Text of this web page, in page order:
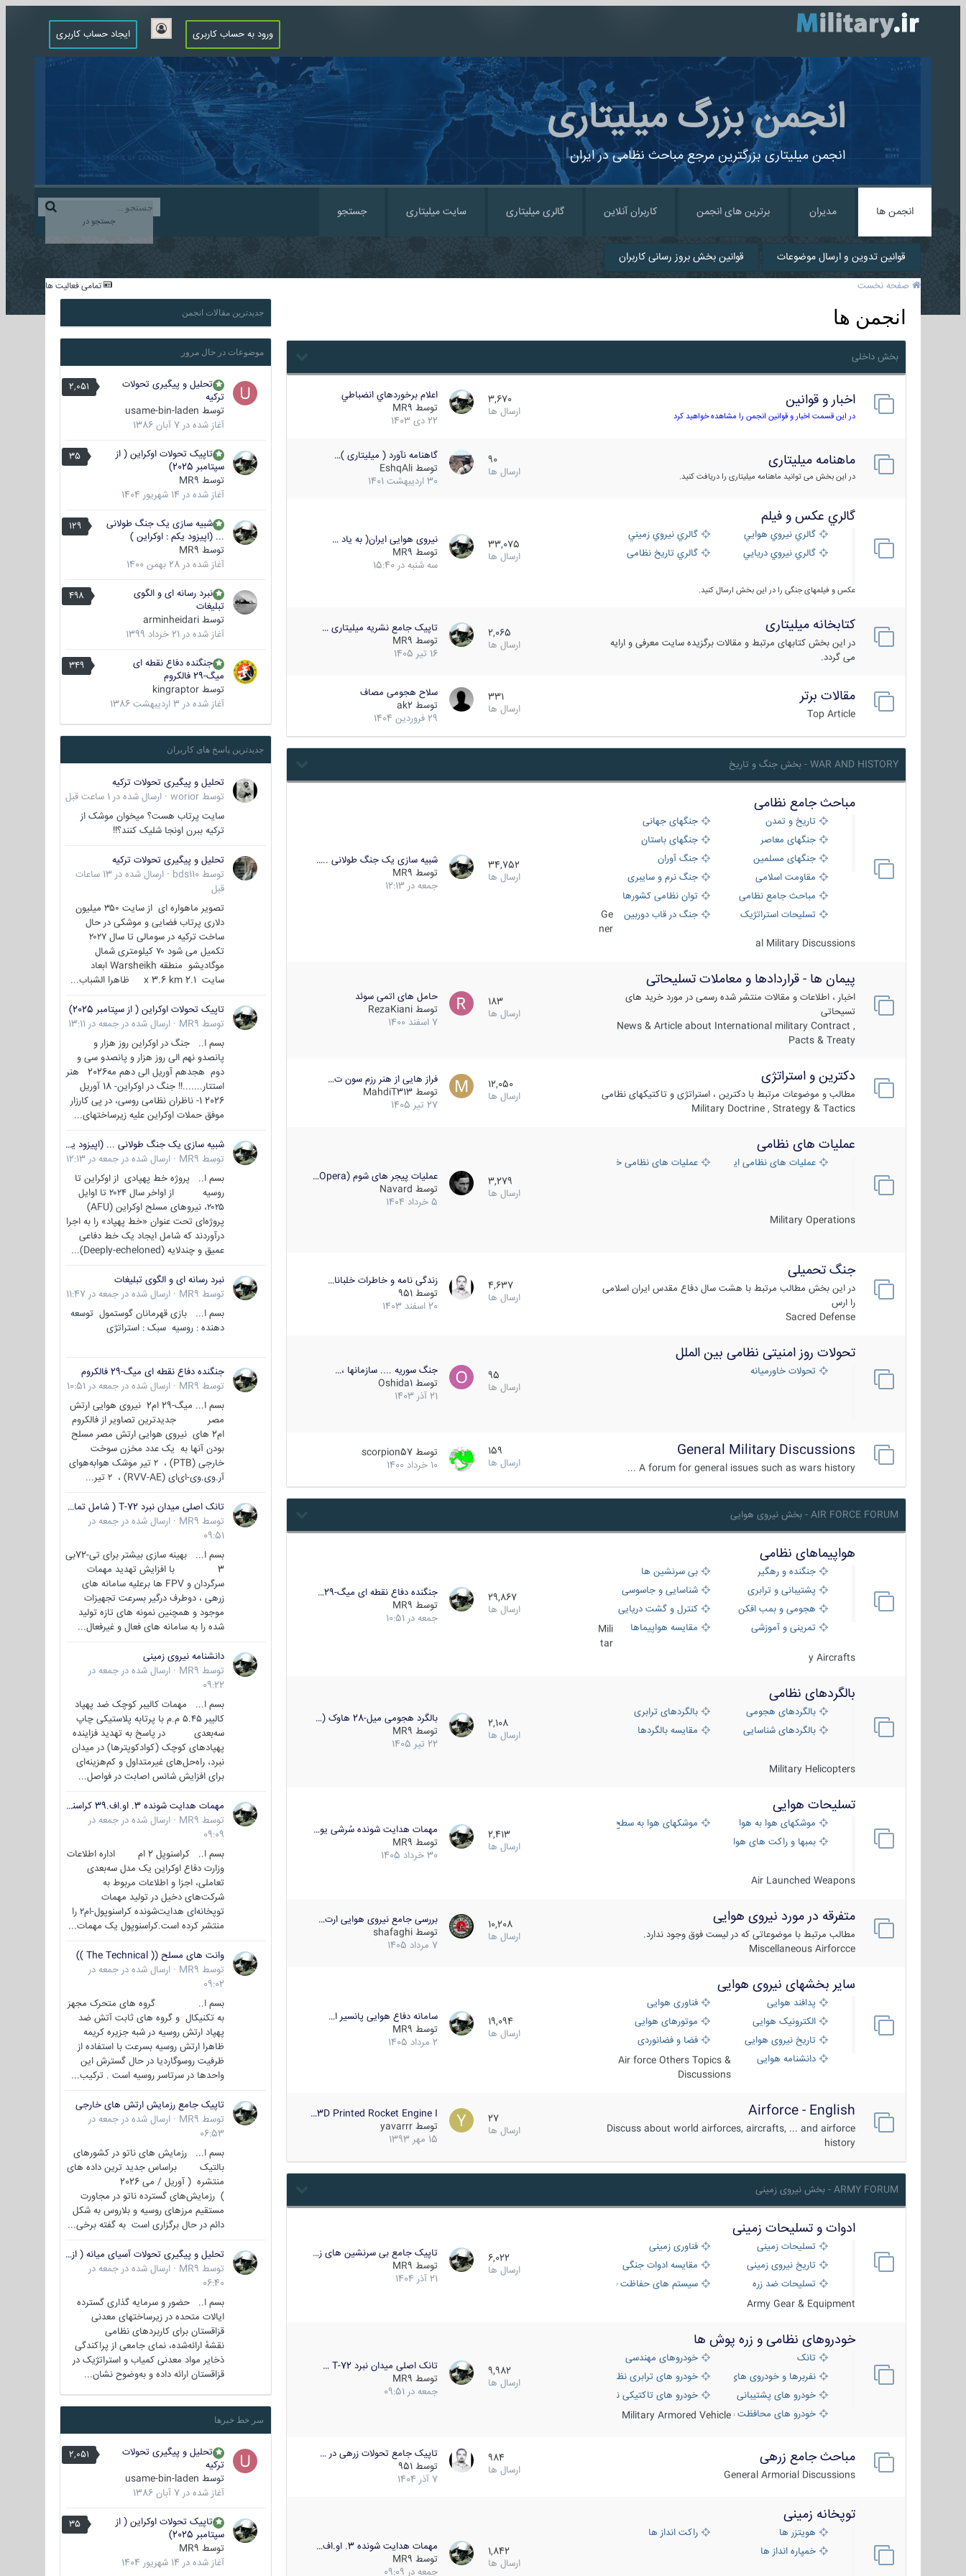
ورود به حساب کاربری ایجاد حساب کاربری
انجمن بزرگ میلیتاری
انجمن میلیتاری بزرگترین مرجع مباحث نظامی در ایران
جستجو در
انجمن ها مدیران برترین های انجمن کاربران آنلاین گالری میلیتاری سایت میلیتاری جستجو
قوانین تدوین و ارسال موضوعات قوانین بخش بروز رسانی کاربران
تمامی فعالیت ها صفحه نخست
انجمن ها
بخش داخلی
اخبار و قوانین
در این قسمت اخبار و قوانین انجمن را مشاهده خواهید کرد
3,670
ارسال ها
اعلام برخوردهاي انضباطي
توسط MR9
22 دی 1403
ماهنامه میلیتاری
در این بخش می توانید ماهنامه میلیتاری را دریافت کنید.
90
ارسال ها
گاهنامه نآورد ( میلیتاری )…
توسط EshqAli
30 اردیبهشت 1401
گالري عكس و فيلم
گالري نيروي هوايي
گالري نيروي زميني
گالري نيروي دريايي
گالري تاریخ نظامی
عکس و فیلمهای جنگی را در این بخش ارسال کنید.
33,075
ارسال ها
نیروی هوایی ایران( به یاد …
توسط MR9
سه شنبه در 15:40
کتابخانه میلیتاری
در این بخش کتابهای مرتبط و مقالات برگزیده سایت معرفی و ارایه
می گردد.
2,065
ارسال ها
تاپیک جامع نشریه میلیتاری …
توسط MR9
16 تیر 1405
مقالات برتر
Top Article
331
ارسال ها
سلاح هجومی مصاف
توسط ak2
29 فروردین 1404
WAR AND HISTORY - بخش جنگ و تاریخ
مباحث جامع نظامی
تاریخ و تمدن
جنگهای جهانی
جنگهای معاصر
جنگهای باستان
جنگهای مسلمین
جنگ آوران
مقاومت اسلامی
جنگ نرم و سایبری
مباحث جامع نظامی
توان نظامی کشورها
تسلیحات استراتژیک
جنگ در قاب دوربین
Ge
ner
al Military Discussions
34,752
ارسال ها
شبیه سازی یک جنگ طولانی ..…
توسط MR9
جمعه در 12:13
پیمان ها - قراردادها و معاملات تسلیحاتی
اخبار ، اطلاعات و مقالات منتشر شده رسمی در مورد خرید های
تسیحاتی
News & Article about International military Contract ,
Pacts & Treaty
183
ارسال ها
حامل های اتمی سوئد
توسط RezaKiani
7 اسفند 1400
دکترین و استراتژی
مطالب و موضوعات مرتبط با دکترین ، استراتژی و تاکتیکهای نظامی
Military Doctrine , Strategy & Tactics
12,050
ارسال ها
فراز هایی از هنر رزم سون ت…
توسط MahdiT313
27 تیر 1405
عملیات های نظامی
عملیات های نظامی ایران عملیات های نظامی خارجی
Military Operations
3,279
ارسال ها
عملیات پیجر های شوم (Opera…
توسط Navard
5 خرداد 1404
جنگ تحمیلی
در این بخش مطالب مرتبط با هشت سال دفاع مقدس ایران اسلامی
را ارس
Sacred Defense
4,637
ارسال ها
زندگی نامه و خاطرات خلبانا…
توسط 951
20 اسفند 1403
تحولات روز امنیتی نظامی بین الملل
تحولات خاورمیانه
95
ارسال ها
جنگ سوریه .... سازمانها ،…
توسط Oshida1
21 آذر 1403
General Military Discussions
A forum for general issues such as wars history ...
159
ارسال ها
توسط scorpion57
10 خرداد 1400
AIR FORCE FORUM - بخش نیروی هوایی
هواپیماهای نظامی
جنگنده و رهگیر
بی سرنشین ها
پشتیبانی و ترابری
شناسایی و جاسوسی
هجومی و بمب افکن
کنترل و گشت دریایی
تمرینی و آموزشی
مقایسه هواپیماها
Mili
tar
y Aircrafts
29,867
ارسال ها
جنگنده دفاع نقطه ای میگ-29…
توسط MR9
جمعه در 10:51
بالگردهای نظامی
بالگردهای هجومی
بالگردهای ترابری
بالگردهای شناسایی
مقایسه بالگردها
Military Helicopters
2,108
ارسال ها
بالگرد هجومی میل-28 هاوک (…
توسط MR9
22 تیر 1405
تسلیحات هوایی
موشکهای هوا به هوا
موشکهای هوا به سطح
بمبها و راکت های هوایی
Air Launched Weapons
2,413
ارسال ها
مهمات هدایت شونده سُرشی یو…
توسط MR9
30 خرداد 1405
متفرقه در مورد نیروی هوایی
مطالب مرتبط با موضوعاتی که در لیست فوق وجود ندارد.
Miscellaneous Airforcce
10,208
ارسال ها
بررسی جامع نیروی هوایی ارت…
توسط shafaghi
7 مرداد 1405
سایر بخشهای نیروی هوایی
پدافند هوایی
فناوری هوایی
الکترونیک هوایی
موتورهای هوایی
تاریخ نیروی هوایی
فضا و فضانوردی
دانشنامه هوایی
Air force Others Topics &
Discussions
19,094
ارسال ها
سامانه دفاع هوایی پانسیر ا…
توسط MR9
2 مرداد 1405
Airforce - English
Discuss about world airforces, aircrafts, ... and airforce
history
27
ارسال ها
3D Printed Rocket Engine I…
توسط yavarrr
15 مهر 1393
ARMY FORUM - بخش نیروی زمینی
ادوات و تسلیحات زمینی
تسلیحات زمینی
فناوری زمینی
تاریخ نیروی زمینی
مقایسه ادوات جنگی
تسلیحات ضد زره
سیستم های حفاظت فعال
Army Gear & Equipment
6,022
ارسال ها
تاپیک جامع بی سرنشین های ز…
توسط MR9
21 آذر 1404
خودروهای نظامی و زره پوش ها
تانک
خودروهای مهندسی
نفربرها و خودروی های رزمی پیاده نظامخودرو های ترابری نظامی
خودرو های پشتیبانی آتش ، شناسایی و ضد تانک
خودرو های تاکتیکی نظامی
خودرو های محافظت شدهMilitary Armored Vehicle
9,982
ارسال ها
تانک اصلی میدان نبرد T-72 …
توسط MR9
جمعه در 09:51
مباحث جامع زرهی
General Armorial Discussions
984
ارسال ها
تاپیک جامع تحولات زرهی در …
توسط 951
7 آذر 1404
توپخانه زمینی
هویتزر ها
راکت انداز ها
خمپاره انداز ها
1,842
ارسال ها
مهمات هدایت شونده 3. او.اف…
توسط MR9
جمعه در 09:09
جدیدترین مقالات انجمن
موضوعات در حال مرور
2,051
تحلیل و پیگیری تحولات
ترکیه
توسط usame-bin-laden
آغاز شده در 7 آبان 1386
35
تاپیک تحولات اوکراین ( از
سپتامبر 2025)
توسط MR9
آغاز شده در 14 شهریور 1404
129
شبیه سازی یک جنگ طولانی
... (اپیزود یکم : اوکراین )
توسط MR9
آغاز شده در 28 بهمن 1400
498
نبرد رسانه ای و الگوی
تبلیغات
توسط arminheidari
آغاز شده در 21 خرداد 1399
349
جنگنده دفاع نقطه ای
میگ-29 فالکروم
توسط kingraptor
آغاز شده در 3 اردیبهشت 1386
جدیدترین پاسخ های کاربران
تحلیل و پیگیری تحولات ترکیه
توسط worior
· ارسال شده در 1 ساعت قبل
سایت پرتاب هست؟ میخوان موشک از
ترکیه ببرن اونجا شلیک کنند؟!!
تحلیل و پیگیری تحولات ترکیه
توسط bds110
· ارسال شده در
13 ساعات
قبل
تصویر ماهواره ای از سایت ۳۵۰ میلیون
دلاری پرتاب فضایی و موشکی در حال
ساخت ترکیه در سومالی تا سال ۲۰۲۷
تکمیل می شود ۷۰ کیلومتری شمال
موگادیشو منطقه Warsheikh ابعاد
سایت 2.1 x 3.6 km ظاهرا الشباب...
تاپیک تحولات اوکراین ( از سپتامبر 2025)
توسط MR9
· ارسال شده در جمعه در 13:11
بسم ا.. جنگ در اوکراین روز هزار و
پانصدو نهم الی روز هزار و پانصدو سی و
دوم هجدهم آوریل الی دهم مه2026 هنر
استتار.......!! جنگ در اوکراین- 18 آوریل
2026 1- ناظران نظامی روسی، در پی کارزار
موفق حملات اوکراین علیه زیرساختهای...
شبیه سازی یک جنگ طولانی ... (اپیزود یکم : اوکراین )
توسط MR9
· ارسال شده در جمعه در 12:13
بسم ا.. پروژه خط پهپادی از اوکراین تا
روسیه از اواخر سال ۲۰۲۴ تا اوایل
۲۰۲۵، نیروهای مسلح اوکراین (AFU)
پروژه‌ای تحت عنوان «خط پهپاد» را به اجرا
درآوردند که شامل ایجاد یک خط دفاعی
عمیق و چندلایه (Deeply-echeloned)...
نبرد رسانه ای و الگوی تبلیغات
توسط MR9
· ارسال شده در جمعه در 11:47
بسم ا... بازی قهرمانان گوستمول توسعه
دهنده : روسیه سبک : استراتژی
جنگنده دفاع نقطه ای میگ-29 فالکروم
توسط MR9
· ارسال شده در جمعه در 10:51
بسم ا... میگ-29 ام2 نیروی هوایی ارتش
مصر جدیدترین تصاویر از فالکروم
ام2 های نیروی هوایی ارتش مصر مسلح
بودن آنها به یک عدد مخزن سوخت
خارجی (PTB) ، ۲ تیر موشک هوابه‌هوای
آر.وی.وی-ای‌ای (RVV-AE) ، ۲ تیر...
تانک اصلی میدان نبرد T-72 ( شامل تمامی گونه ها )
توسط MR9
· ارسال شده در جمعه در
09:51
بسم ا... بهینه سازی بیشتر برای تی-72بی
3 با افزایش تهدید مهمات
سرگردان و FPV ها برعلیه سامانه های
زرهی ، دوطرف درگیر بسرعت تجهیزات
موجود و همچنین نمونه های تازه تولید
شده را به سامانه های فعال و غیرفعال...
دانشنامه نیروی زمینی
توسط MR9
· ارسال شده در جمعه در
09:22
بسم ا... مهمات کالیبر کوچک ضد پهپاد
کالیبر ۵.۴۵ م.م با پرتابه پلاستیکی چاپ
سه‌بعدی در پاسخ به تهدید فزاینده
پهپادهای کوچک (کوادکوپترها) در میدان
نبرد، راه‌حل‌های غیرمتداول و کم‌هزینه‌ای
برای افزایش شانس اصابت در فواصل...
مهمات هدایت شونده 3. او.اف.39 کراسنوپل/بصیر( Krasnopol 3OF39 )
توسط MR9
· ارسال شده در جمعه در
09:09
بسم ا.. کراسنوپل 2 ام اداره اطلاعات
وزارت دفاع اوکراین یک مدل سه‌بعدی
تعاملی، اجزا و اطلاعات مربوط به
شرکت‌های دخیل در تولید مهمات
توپخانه‌ای هدایت‌شونده کراسنوپول-ام۲ را
منتشر کرده است.کراسنوپول یک مهمات...
وانت های مسلح (( The Technical ))
توسط MR9
· ارسال شده در جمعه در
09:02
بسم ا.. گروه های متحرک مجهز
به تکنیکال و گروه های ثابت آتش ضد
پهپاد ارتش روسیه در شبه جزیره کریمه
ظاهرا ارتش روسیه بسرعت با استفاده از
ظرفیت روسوگاردیا در حال گسترش این
واحدها در سرتاسر روسیه است . ترکیب...
تاپیک جامع رزمایش ارتش های خارجی
توسط MR9
· ارسال شده در جمعه در
06:53
بسم ا... رزمایش های ناتو در کشورهای
بالتیک براساس جدید ترین داده های
منتشره ( آوریل / می 2026
) رزمایش‌های گسترده ناتو در مجاورت
مستقیم مرزهای روسیه و بلاروس به شکل
دائم در حال برگزاری است به گفته برخی...
تحلیل و پیگیری تحولات آسیای میانه ( ازبکستان، تاجیکستان، ترکمنستان، قزاقستان و قرقیزستان )
توسط MR9
· ارسال شده در جمعه در
06:40
بسم ا.. حضور و سرمایه گذاری گسترده
ایالات متحده در زیرساختهای معدنی
قزاقستان برای کاربردهای نظامی
نقشهٔ ارائه‌شده، نمای جامعی از پراکندگی
ذخایر مواد معدنی کمیاب و استراتژیک در
قزاقستان ارائه داده و به‌وضوح نشان...
سر خط خبرها
2,051
تحلیل و پیگیری تحولات
ترکیه
توسط usame-bin-laden
آغاز شده در 7 آبان 1386
35
تاپیک تحولات اوکراین ( از
سپتامبر 2025)
توسط MR9
آغاز شده در 14 شهریور 1404